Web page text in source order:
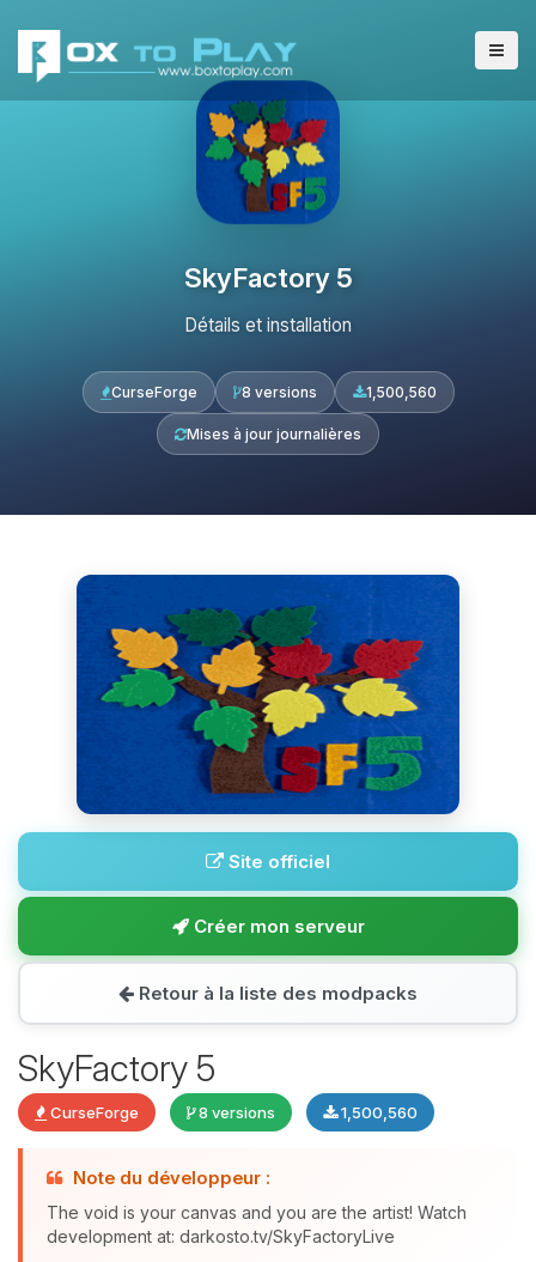
SkyFactory 5
Détails et installation
CurseForge 8 versions 1,500,560
Mises à jour journalières
Site officiel
Créer mon serveur
Retour à la liste des modpacks
SkyFactory 5
CurseForge 8 versions 1,500,560
Note du développeur :
The void is your canvas and you are the artist! Watch
development at: darkosto.tv/SkyFactoryLive